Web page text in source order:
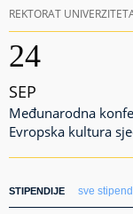
REKTORAT
24
SEP
Međunarodna
Evropska kultura
STIPENDIJE sve